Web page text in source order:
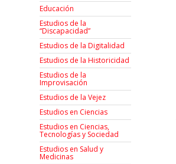
Educación
Estudios de la
“Discapacidad”
Estudios de la Digitalidad
Estudios de la Historicidad
Estudios de la
Improvisación
Estudios de la Vejez
Estudios en Ciencias
Estudios en Ciencias,
Tecnologías y Sociedad
Estudios en Salud y
Medicinas